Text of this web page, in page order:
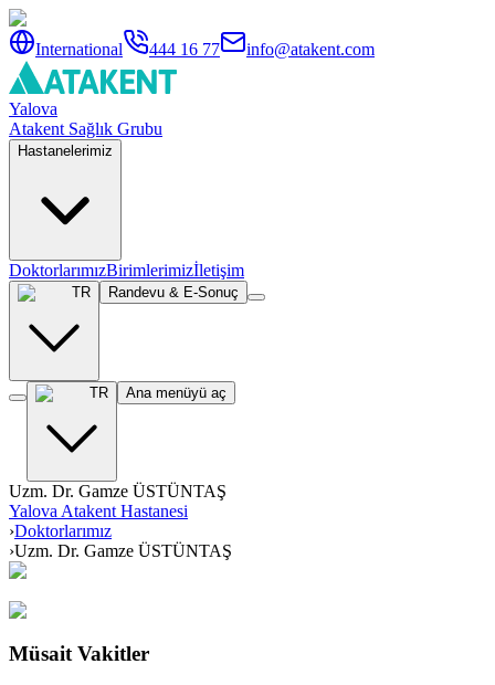
International 444 16 77 info@atakent.com
Yalova
Atakent Sağlık Grubu
Hastanelerimiz
DoktorlarımızBirimlerimizİletişim
TR Randevu & E-Sonuç
TR Ana menüyü aç
Uzm. Dr. Gamze ÜSTÜNTAŞ
Yalova Atakent Hastanesi
›Doktorlarımız
›Uzm. Dr. Gamze ÜSTÜNTAŞ
Müsait Vakitler